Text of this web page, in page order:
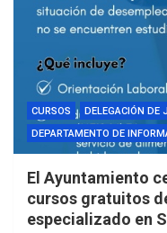
CURSOS
DELEGACIÓN DE
DEPARTAMENTO DE
El Ayuntamiento
cursos gratuitos
especializado en